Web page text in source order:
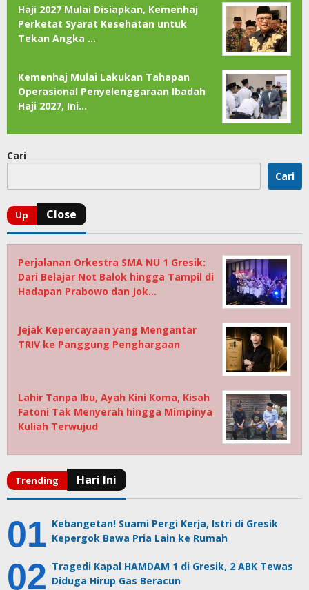
Haji 2027 Mulai Disiapkan, Kemenhaj
Perketat Syarat Kesehatan untuk
Tekan Angka …
Kemenhaj Mulai Lakukan Tahapan
Operasional Penyelenggaraan Ibadah
Haji 2027, Ini…
Cari
Cari
Perjalanan Orkestra SMA NU 1 Gresik:
Dari Belajar Not Balok hingga Tampil di
Hadapan Prabowo dan Jok…
Jejak Kepercayaan yang Mengantar
TRIV ke Panggung Penghargaan
Lahir Tanpa Ibu, Ayah Kini Koma, Kisah
Fatoni Tak Menyerah hingga Mimpinya
Kuliah Terwujud
Kebangetan! Suami Pergi Kerja, Istri di Gresik
Kepergok Bawa Pria Lain ke Rumah
Tragedi Kapal HAMDAM 1 di Gresik, 2 ABK Tewas
Diduga Hirup Gas Beracun